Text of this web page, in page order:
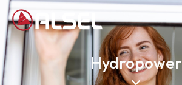
Hydropower